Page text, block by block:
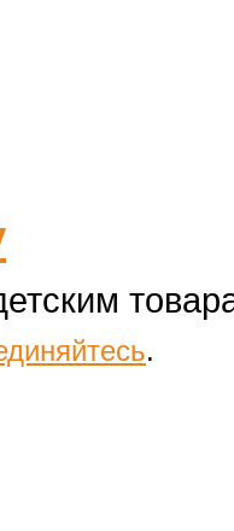
.